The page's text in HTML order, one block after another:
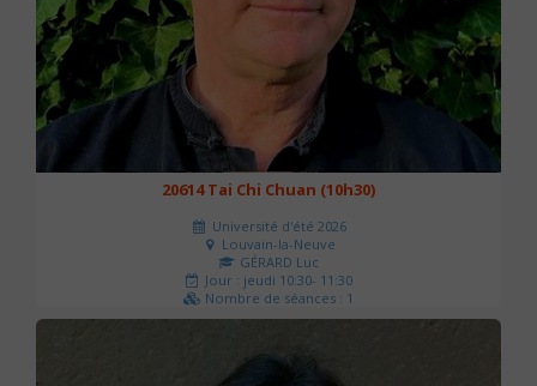
20614 Tai Chi Chuan (10h30)
Université d'été 2026
Louvain-la-Neuve
GÉRARD Luc
Jour : jeudi 10:30- 11:30
Nombre de séances : 1
0 €